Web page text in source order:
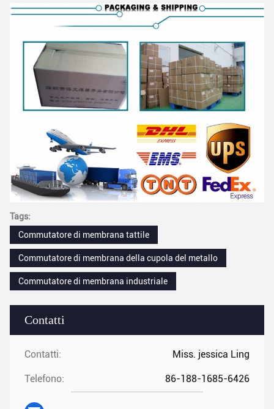
Contatti
Contatti: Miss. jessica Ling
Telefono: 86-188-1685-6426
Tags:
Commutatore di membrana tattile
Commutatore di membrana della cupola del metallo
Commutatore di membrana industriale